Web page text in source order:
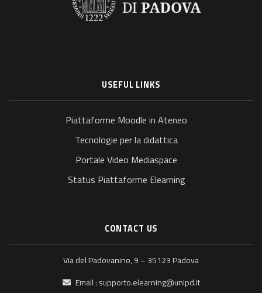
USEFUL LINKS
Piattaforme Moodle in Ateneo
Tecnologie per la didattica
Portale Video Mediaspace
Status Piattaforme Elearning
CONTACT US
Via del Padovanino, 9 – 35123 Padova
Email : supporto.elearning@unipd.it